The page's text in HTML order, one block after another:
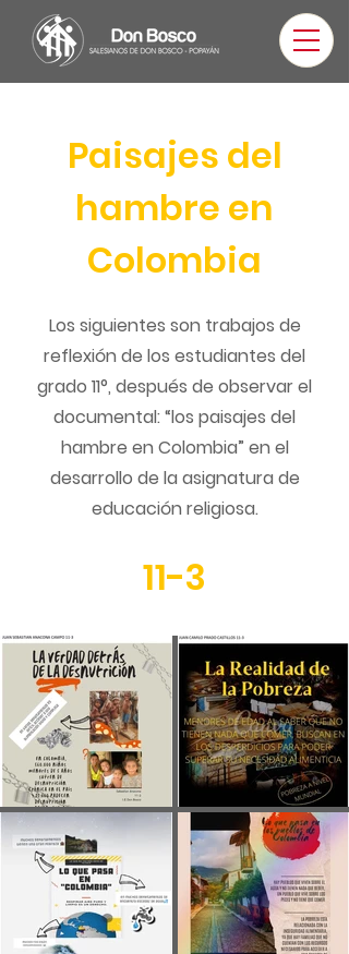
Paisajes del
hambre en
Colombia
Los siguientes son trabajos de
reflexión de los estudiantes del
grado 11°, después de observar el
documental: “los paisajes del
hambre en Colombia” en el
desarrollo de la asignatura de
educación religiosa.
11-3